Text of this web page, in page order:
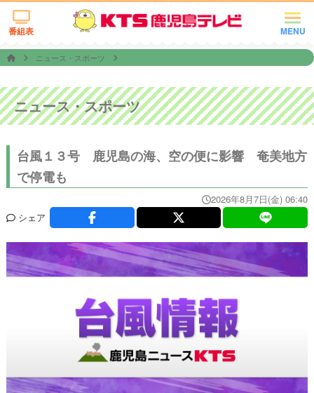
MENU
番組表
ニュース・スポーツ
ニュース・スポーツ
台風１３号 鹿児島の海、空の便に影響 奄美地方
で停電も
2026年8月7日(金) 06:40
シェア